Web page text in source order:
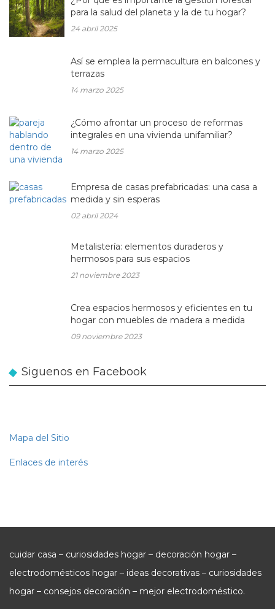
para la salud del planeta y la de tu hogar?
24 abril 2025
Así se emplea la permacultura en balcones y
terrazas
14 marzo 2025
¿Cómo afrontar un proceso de reformas
integrales en una vivienda unifamiliar?
14 marzo 2025
Empresa de casas prefabricadas: una casa a
medida y sin esperas
02 abril 2024
Metalistería: elementos duraderos y
hermosos para sus espacios
21 noviembre 2023
Crea espacios hermosos y eficientes en tu
hogar con muebles de madera a medida
09 noviembre 2023
Siguenos en Facebook
Mapa del Sitio
Enlaces de interés
cuidar casa – curiosidades hogar – decoración hogar –
electrodomésticos hogar – ideas decorativas – curiosidades
hogar – consejos decoración – mejor electrodoméstico.